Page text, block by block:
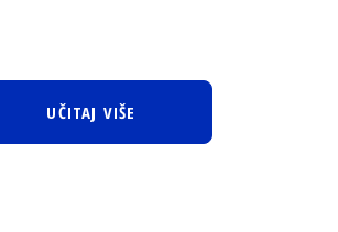
UČITAJ VIŠE